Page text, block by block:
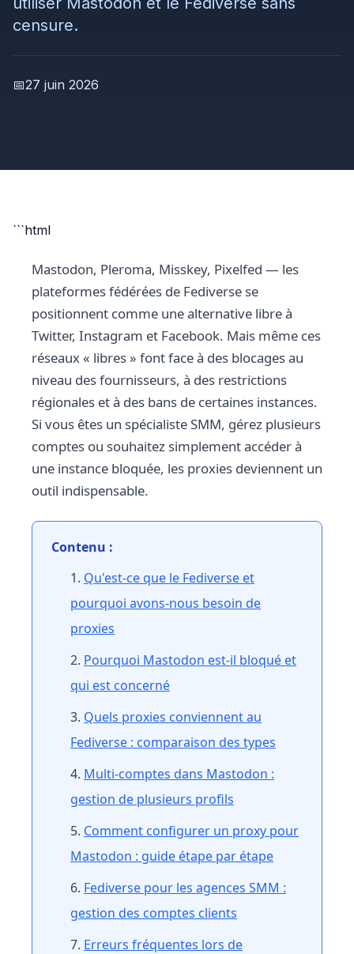
censure.
📅27 juin 2026
```html
Mastodon, Pleroma, Misskey, Pixelfed — les
plateformes fédérées de Fediverse se
positionnent comme une alternative libre à
Twitter, Instagram et Facebook. Mais même ces
réseaux « libres » font face à des blocages au
niveau des fournisseurs, à des restrictions
régionales et à des bans de certaines instances.
Si vous êtes un spécialiste SMM, gérez plusieurs
comptes ou souhaitez simplement accéder à
une instance bloquée, les proxies deviennent un
outil indispensable.
Contenu :
Qu'est-ce que le Fediverse et
pourquoi avons-nous besoin de
proxies
Pourquoi Mastodon est-il bloqué et
qui est concerné
Quels proxies conviennent au
Fediverse : comparaison des types
Multi-comptes dans Mastodon :
gestion de plusieurs profils
Comment configurer un proxy pour
Mastodon : guide étape par étape
Fediverse pour les agences SMM :
gestion des comptes clients
Erreurs fréquentes lors de